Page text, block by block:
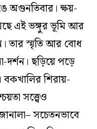
অগুনতিবার। ক্ষয়-
এই ভঙ্গুর ভূমি আর
তার স্মৃতি আর বোধ
দর্শন। ছড়িয়ে পড়ে
শিরায়-
সত্ত্বেও
সচেতনভাবে